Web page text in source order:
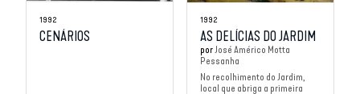
1992
CENÁRIOS
1992
AS DELÍCIAS DO JARDIM
por José Américo Motta
Pessanha
No recolhimento do Jardim,
local que abriga a primeira